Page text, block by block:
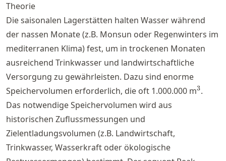
Theorie
Die saisonalen Lagerstätten halten Wasser während
der nassen Monate (z.B. Monsun oder Regenwinters im
mediterranen Klima) fest, um in trockenen Monaten
ausreichend Trinkwasser und landwirtschaftliche
Versorgung zu gewährleisten. Dazu sind enorme
Speichervolumen erforderlich, die oft 1.000.000 m^3
3.
Das notwendige Speichervolumen wird aus
historischen Zuflussmessungen und
Zielentladungsvolumen (z.B. Landwirtschaft,
Trinkwasser, Wasserkraft oder ökologische